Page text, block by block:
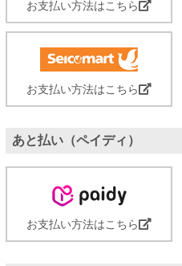
お支払い方法はこちら
お支払い方法はこちら
あと払い（ペイディ）
お支払い方法はこちら